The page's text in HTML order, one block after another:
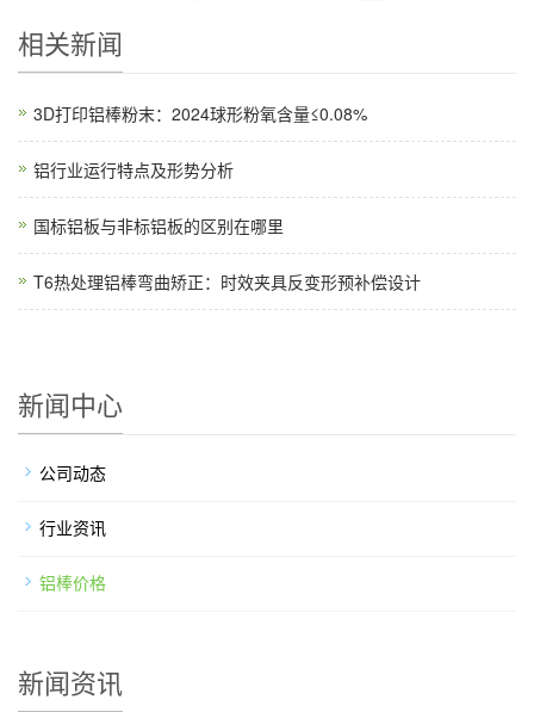
相关新闻
3D打印铝棒粉末：2024球形粉氧含量≤0.08%
铝行业运行特点及形势分析
国标铝板与非标铝板的区别在哪里
T6热处理铝棒弯曲矫正：时效夹具反变形预补偿设计
新闻中心
公司动态
行业资讯
铝棒价格
新闻资讯